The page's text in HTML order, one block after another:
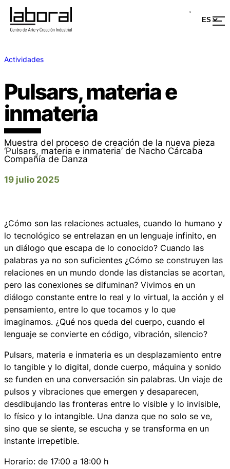
Actividades
Pulsars, materia e
inmateria
Muestra del proceso de creación de la nueva pieza
‘Pulsars, materia e inmateria’ de Nacho Cárcaba
Compañía de Danza
19 julio 2025
¿Cómo son las relaciones actuales, cuando lo humano y
lo tecnológico se entrelazan en un lenguaje infinito, en
un diálogo que escapa de lo conocido? Cuando las
palabras ya no son suficientes ¿Cómo se construyen las
relaciones en un mundo donde las distancias se acortan,
pero las conexiones se difuminan? Vivimos en un
diálogo constante entre lo real y lo virtual, la acción y el
pensamiento, entre lo que tocamos y lo que
imaginamos. ¿Qué nos queda del cuerpo, cuando el
lenguaje se convierte en código, vibración, silencio?
Pulsars, materia e inmateria es un desplazamiento entre
lo tangible y lo digital, donde cuerpo, máquina y sonido
se funden en una conversación sin palabras. Un viaje de
pulsos y vibraciones que emergen y desaparecen,
desdibujando las fronteras entre lo visible y lo invisible,
lo físico y lo intangible. Una danza que no solo se ve,
sino que se siente, se escucha y se transforma en un
instante irrepetible.
Horario: de 17:00 a 18:00 h